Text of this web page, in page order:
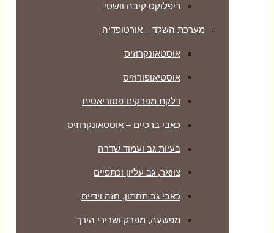
ריפלוקס קיבה וושטי
מערכת השלד – אורטופדיה
אוסטאונקרוזיס
אוסטיאופורוזיס
דלקת מפרקים פסוריאטית
כאבי ברכיים – אוסטאונקרוזיס
בעיות גב ועמוד שדרה
צוואר, גב עליון וכתפיים
כאבי גב תחתון, חזה וידיים
מפשעה, מפרק ושרירי הירך